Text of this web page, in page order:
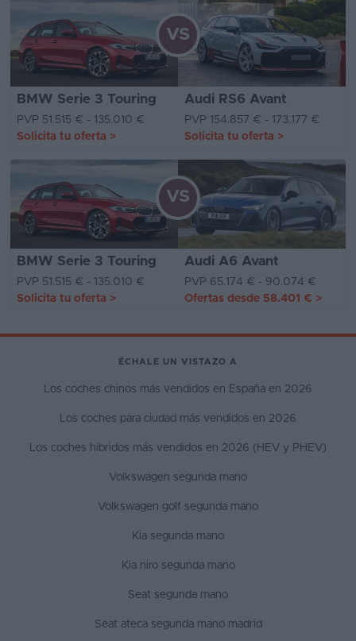
BMW Serie 3 Touring Audi RS6 Avant
VS
PVP 51.515 € - 135.010 €
PVP 154.857 € - 173.177 €
Solicita tu oferta > Solicita tu oferta >
BMW Serie 3 Touring Audi A6 Avant
VS
PVP 51.515 € - 135.010 €
PVP 65.174 € - 90.074 €
Solicita tu oferta > Ofertas desde 58.401 € >
ÉCHALE UN VISTAZO A
Los coches chinos más vendidos en España en 2026
Los coches para ciudad más vendidos en 2026
Los coches híbridos más vendidos en 2026 (HEV y PHEV)
Volkswagen segunda mano
Volkswagen golf segunda mano
Kia segunda mano
Kia niro segunda mano
Seat segunda mano
Seat ateca segunda mano madrid